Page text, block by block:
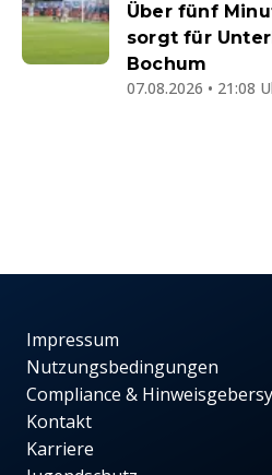
Über fünf
sorgt für
Bochum
07.08.2026 • 21:08
Impressum
Nutzungsbedingungen
Compliance &
Kontakt
Karriere